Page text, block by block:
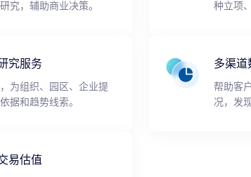
究，辅助商业决策。
种立项
究服务
为组织、园区、企业提
据和趋势线索。
多渠道
帮助客
况，发
易估值